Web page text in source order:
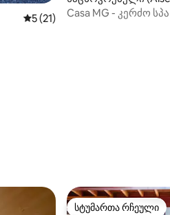
საშუალო შეფასებაა 5‑დან 5,
5 (21)
les)
Casa MG - კერძო სპა
სტუმართა რჩეული